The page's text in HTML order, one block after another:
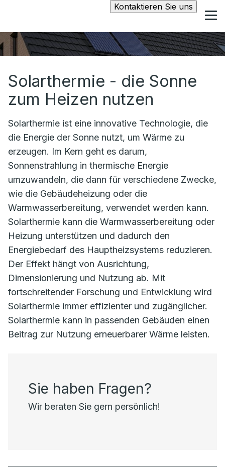
Kontaktieren Sie uns
Solarthermie - die Sonne
zum Heizen nutzen
Solarthermie ist eine innovative Technologie, die
die Energie der Sonne nutzt, um Wärme zu
erzeugen. Im Kern geht es darum,
Sonnenstrahlung in thermische Energie
umzuwandeln, die dann für verschiedene Zwecke,
wie die Gebäudeheizung oder die
Warmwasserbereitung, verwendet werden kann.
Solarthermie kann die Warmwasserbereitung oder
Heizung unterstützen und dadurch den
Energiebedarf des Hauptheizsystems reduzieren.
Der Effekt hängt von Ausrichtung,
Dimensionierung und Nutzung ab. Mit
fortschreitender Forschung und Entwicklung wird
Solarthermie immer effizienter und zugänglicher.
Solarthermie kann in passenden Gebäuden einen
Beitrag zur Nutzung erneuerbarer Wärme leisten.
Sie haben Fragen?
Wir beraten Sie gern persönlich!